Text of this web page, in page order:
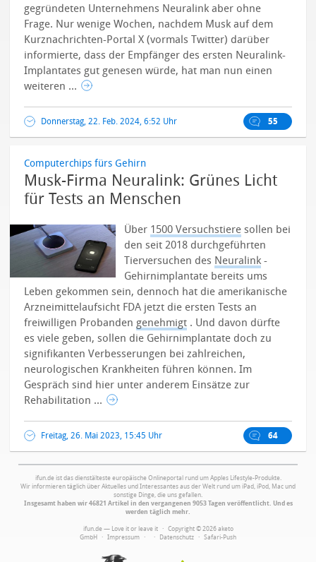
gegründeten Unternehmens Neuralink aber ohne
Frage. Nur wenige Wochen, nachdem Musk auf dem
Kurznachrichten-Portal X (vormals Twitter) darüber
informierte, dass der Empfänger des ersten Neuralink-
Implantates gut genesen würde, hat man nun einen
weiteren ...
Donnerstag, 22. Feb. 2024, 6:52 Uhr 55
Computerchips fürs Gehirn
Musk-Firma Neuralink: Grünes Licht
für Tests an Menschen
Über 1500 Versuchstiere sollen bei
den seit 2018 durchgeführten
Tierversuchen des Neuralink -
Gehirnimplantate bereits ums
Leben gekommen sein, dennoch hat die amerikanische
Arzneimittelaufsicht FDA jetzt die ersten Tests an
freiwilligen Probanden genehmigt . Und davon dürfte
es viele geben, sollen die Gehirnimplantate doch zu
signifikanten Verbesserungen bei zahlreichen,
neurologischen Krankheiten führen können. Im
Gespräch sind hier unter anderem Einsätze zur
Rehabilitation ...
Freitag, 26. Mai 2023, 15:45 Uhr 64
ifun.de ist das dienstälteste europäische Onlineportal rund um Apples Lifestyle-Produkte.
Wir informieren täglich über Aktuelles und Interessantes aus der Welt rund um iPad, iPod, Mac und
sonstige Dinge, die uns gefallen.
Insgesamt haben wir 46821 Artikel in den vergangenen 9053 Tagen veröffentlicht. Und es
werden täglich mehr.
ifun.de — Love it or leave it · Copyright © 2026 aketo
GmbH · Impressum · · Datenschutz · Safari-Push